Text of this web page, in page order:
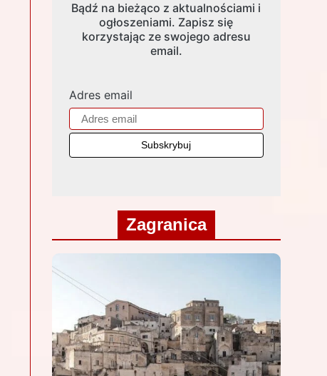
Bądź na bieżąco z aktualnościami i
ogłoszeniami. Zapisz się
korzystając ze swojego adresu
email.
Adres email
Zagranica